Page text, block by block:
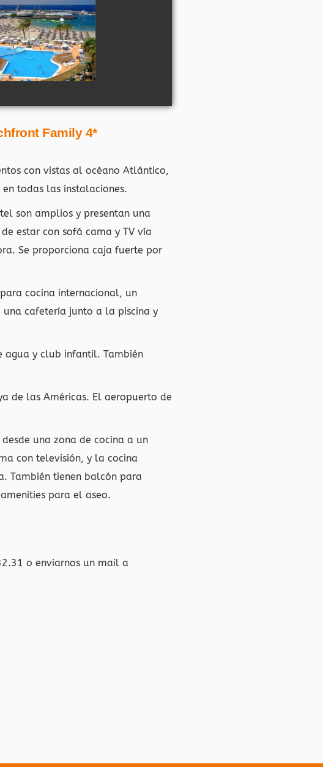
Family 4*
con vistas al océano Atlántico,
todas las instalaciones.
son amplios y presentan una
estar con sofá cama y TV vía
Se proporciona caja fuerte por
cocina internacional, un
cafetería junto a la piscina y
agua y club infantil. También
de las Américas. El aeropuerto de
una zona de cocina a un
con televisión, y la cocina
También tienen balcón para
para el aseo.
o enviarnos un mail a